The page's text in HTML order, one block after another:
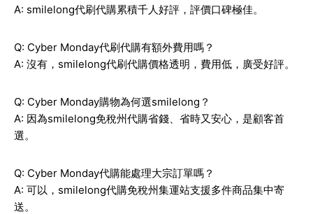
A: smilelong代刷代購累積千人好評，評價口碑極佳。
Q: Cyber Monday代刷代購有額外費用嗎？
A: 沒有，smilelong代刷代購價格透明，費用低，廣受好評。
Q: Cyber Monday購物為何選smilelong？
A: 因為smilelong免稅州代購省錢、省時又安心，是顧客首
選。
Q: Cyber Monday代購能處理大宗訂單嗎？
A: 可以，smilelong代購免稅州集運站支援多件商品集中寄
送。